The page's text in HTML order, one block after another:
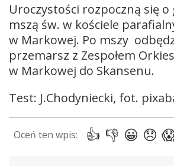
Uroczystości rozpoczną się o
mszą św. w kościele
w Markowej. Po mszy
przemarsz z Zespołem
w Markowej do Skansenu.
Test: J.Chodyniecki, fot.